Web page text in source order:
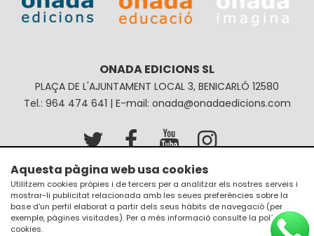
ONADA EDICIONS SL
PLAÇA DE L'AJUNTAMENT LOCAL 3, BENICARLÓ 12580
Tel.: 964 474 641 | E-mail: onada@onadaedicions.com
Avís legal
Política de privacitat
Política de galetes
Condicions de compra
Aquesta pàgina web usa cookies
Utilitzem cookies pròpies i de tercers per a analitzar els nostres serveis i
mostrar-li publicitat relacionada amb les seues preferències sobre la
base d'un perfil elaborat a partir dels seus hàbits de navegació (per
exemple, pàgines visitades). Per a més informació consulte la política de
cookies.